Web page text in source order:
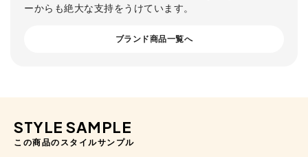
ーからも絶大な支持をうけています。
ブランド商品一覧へ
STYLE SAMPLE
この商品のスタイルサンプル